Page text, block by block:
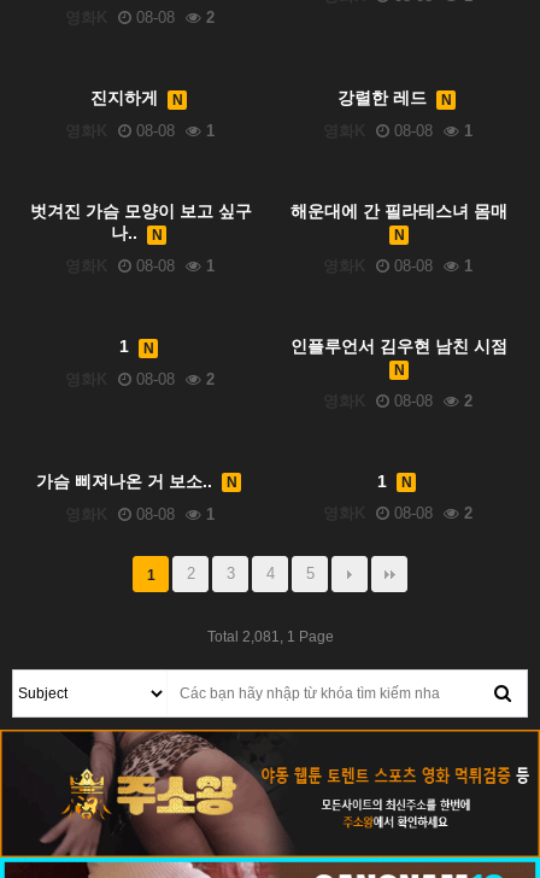
08-08 2
진지하게 N
08-08 1
강렬한 레드 N
08-08 1
벗겨진 가슴 모양이 보고 싶구
나..
N
08-08 1
해운대에 간 필라테스녀 몸매
N
08-08 1
1 N
08-08 2
인플루언서 김우현 남친 시점
N
08-08 2
가슴 삐져나온 거 보소.. N
08-08 1
1 N
08-08 2
1 2 3 4 5
Total 2,081, 1 Page